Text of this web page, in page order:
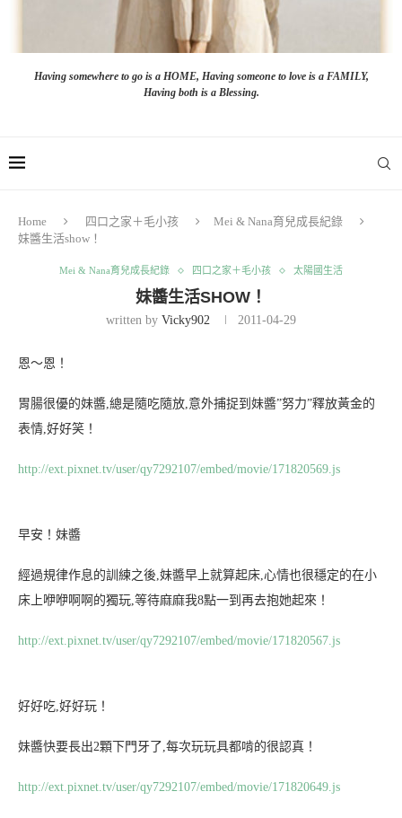
Having somewhere to go is a HOME, Having someone to love is a FAMILY,
Having both is a Blessing.
Home 四口之家＋毛小孩
Mei & Nana育兒成長紀錄
妹醬生活show！
Mei & Nana育兒成長紀錄 四口之家＋毛小孩 太陽國生活
妹醬生活SHOW！
written by Vicky902 2011-04-29
恩～恩！
胃腸很優的妹醬,總是隨吃隨放,意外捕捉到妹醬”努力”釋放黃金的
表情,好好笑！
http://ext.pixnet.tv/user/qy7292107/embed/movie/171820569.js
早安！妹醬
經過規律作息的訓練之後,妹醬早上就算起床,心情也很穩定的在小
床上咿咿啊啊的獨玩,等待麻麻我8點一到再去抱她起來！
http://ext.pixnet.tv/user/qy7292107/embed/movie/171820567.js
好好吃,好好玩！
妹醬快要長出2顆下門牙了,每次玩玩具都啃的很認真！
http://ext.pixnet.tv/user/qy7292107/embed/movie/171820649.js